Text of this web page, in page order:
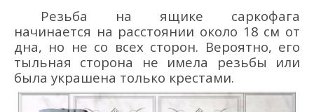
Резьба на ящике саркофага
начинается на расстоянии около 18 см от
дна, но не со всех сторон. Вероятно, его
тыльная сторона не имела резьбы или
была украшена только крестами.